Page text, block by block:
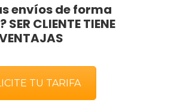
envíos de forma
SER CLIENTE TIENE
TU TARIFA